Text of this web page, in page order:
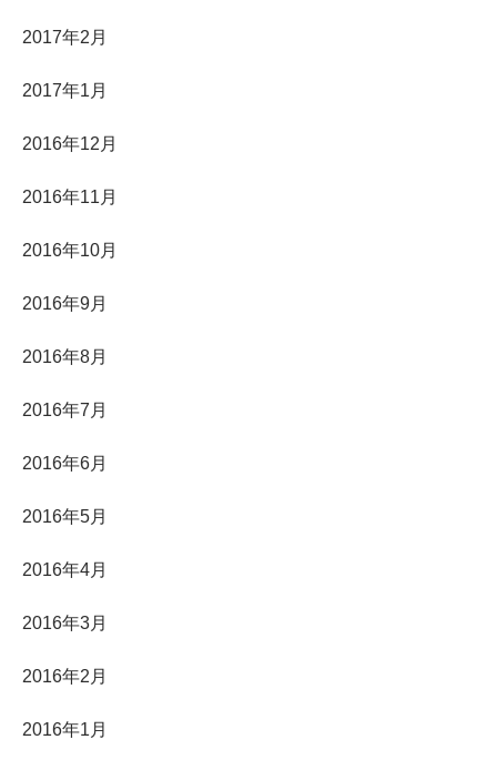
2017年2月
2017年1月
2016年12月
2016年11月
2016年10月
2016年9月
2016年8月
2016年7月
2016年6月
2016年5月
2016年4月
2016年3月
2016年2月
2016年1月